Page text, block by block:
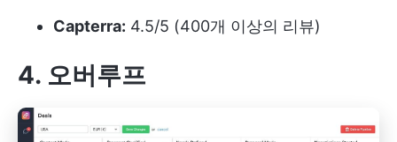
Capterra: 4.5/5 (400개 이상의 리뷰)
4. 오버루프